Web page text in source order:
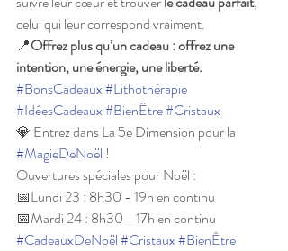
celui qui leur correspond vraiment.
📍Offrez plus qu’un cadeau : offrez une
intention, une énergie, une liberté.
#BonsCadeaux#Lithothérapie
#IdéesCadeaux#BienÊtre#Cristaux
💎 Entrez dans La 5e Dimension pour la
#MagieDeNoël !
Ouvertures spéciales pour Noël :
📅Lundi 23 : 8h30 - 19h en continu
📅Mardi 24 : 8h30 - 17h en continu
#CadeauxDeNoël#Cristaux#BienÊtre